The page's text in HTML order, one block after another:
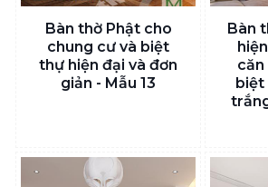
Bàn thờ Phật cho
chung cư và biệt
thự hiện đại và đơn
giản - Mẫu 13
Bàn
căn
biệt